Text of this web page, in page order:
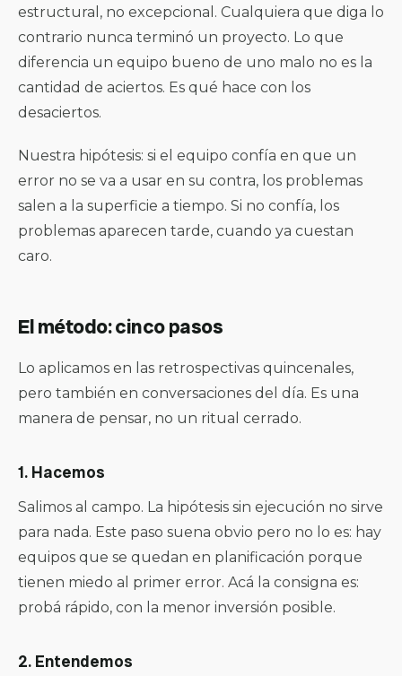
estructural, no excepcional. Cualquiera que diga lo
contrario nunca terminó un proyecto. Lo que
diferencia un equipo bueno de uno malo no es la
cantidad de aciertos. Es qué hace con los
desaciertos.
Nuestra hipótesis: si el equipo confía en que un
error no se va a usar en su contra, los problemas
salen a la superficie a tiempo. Si no confía, los
problemas aparecen tarde, cuando ya cuestan
caro.
El método: cinco pasos
Lo aplicamos en las retrospectivas quincenales,
pero también en conversaciones del día. Es una
manera de pensar, no un ritual cerrado.
1. Hacemos
Salimos al campo. La hipótesis sin ejecución no sirve
para nada. Este paso suena obvio pero no lo es: hay
equipos que se quedan en planificación porque
tienen miedo al primer error. Acá la consigna es:
probá rápido, con la menor inversión posible.
2. Entendemos